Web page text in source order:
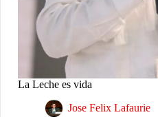
La Leche es vida
Jose Felix Lafaurie